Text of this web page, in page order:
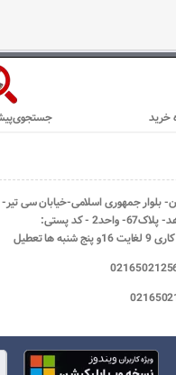
خرید
بلوار جمهوری اسلامی-خیابان سی تیر-
نبش کوچه رستمی جاهد- پلاک67- واحد2 - کد پستی: